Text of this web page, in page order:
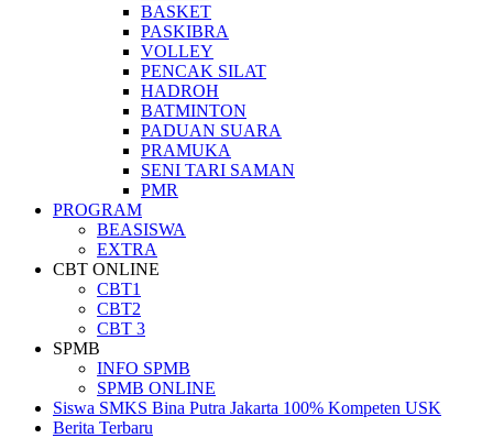
BASKET
PASKIBRA
VOLLEY
PENCAK SILAT
HADROH
BATMINTON
PADUAN SUARA
PRAMUKA
SENI TARI SAMAN
PMR
PROGRAM
BEASISWA
EXTRA
CBT ONLINE
CBT1
CBT2
CBT 3
SPMB
INFO SPMB
SPMB ONLINE
Siswa SMKS Bina Putra Jakarta 100% Kompeten USK
Berita Terbaru